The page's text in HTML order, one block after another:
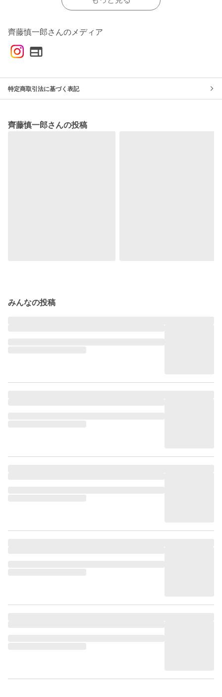
齊藤慎一郎さんのメディア
特定商取引法に基づく表記
齊藤慎一郎さんの投稿
みんなの投稿